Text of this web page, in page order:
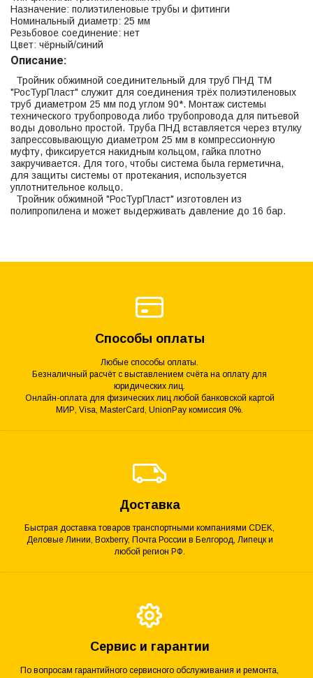
Назначение: полиэтиленовые трубы и фитинги
Номинальный диаметр: 25 мм
Резьбовое соединение: нет
Цвет: чёрный/синий
Описание:
Тройник обжимной соединительный для труб ПНД ТМ
"РосТурПласт" служит для соединения трёх полиэтиленовых
труб диаметром 25 мм под углом 90*. Монтаж системы
технического трубопровода либо трубопровода для питьевой
воды довольно простой. Труба ПНД вставляется через втулку
запрессовывающую диаметром 25 мм в компрессионную
муфту, фиксируется накидным кольцом, гайка плотно
закручивается. Для того, чтобы система была герметична,
для защиты системы от протекания, используется
уплотнительное кольцо.
Тройник обжимной "РосТурПласт" изготовлен из
полипропилена и может выдерживать давление до 16 бар.
Способы оплаты
Любые способы оплаты.
Безналичный расчёт с выставлением счёта на оплату для
юридических лиц.
Онлайн-оплата для физических лиц любой банковской картой
МИР, Visa, MasterCard, UnionPay комиссия 0%.
Доставка
Быстрая доставка товаров транспортными компаниями CDEK,
Деловые Линии, Boxberry, Почта России в Белгород, Липецк и
любой регион РФ.
Сервис и гарантии
По вопросам гарантийного сервисного обслуживания и ремонта,